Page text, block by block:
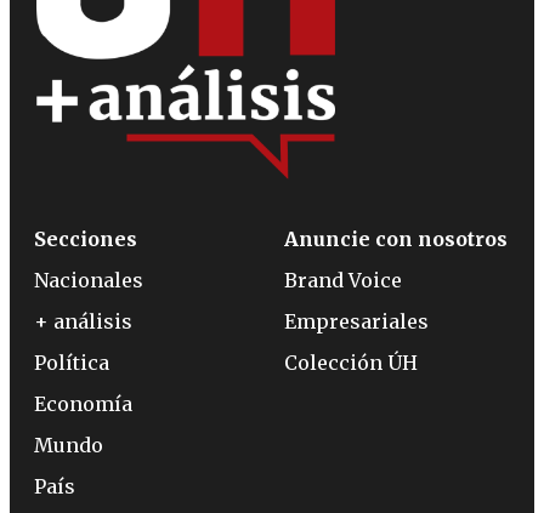
Secciones
Nacionales
+ análisis
Política
Economía
Mundo
País
Anuncie con nosotros
Brand Voice
Empresariales
Colección ÚH